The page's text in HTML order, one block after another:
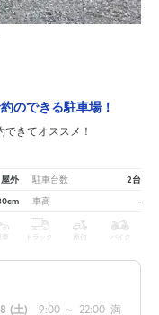
のできる駐車場！
できてオススメ！
屋外 駐車台数 2台
車高 -
トラック 原付 バイク
(土) 9:00 ～ 22:00 満